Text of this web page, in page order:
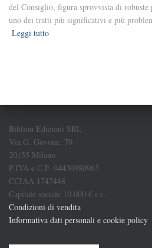
del Consiglio, figura sprovvista di
uno dei tratti più significativi e più
Leggi tutto
Biblion Edizioni SRL
Via G. Govone, 70
20155 Milano
P.IVA e C.F. 04430980963
CCIAA 1747448
Capitale sociale 10.000 € i.v.
Condizioni di vendita
Informativa dati personali e cookie policy